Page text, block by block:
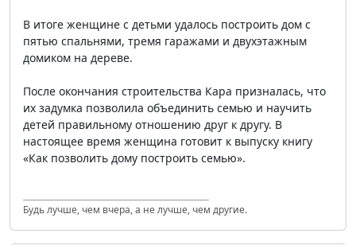
В итоге женщине с детьми удалось построить дом с
пятью спальнями, тремя гаражами и двухэтажным
домиком на дереве.
После окончания строительства Кара призналась, что
их задумка позволила объединить семью и научить
детей правильному отношению друг к другу. В
настоящее время женщина готовит к выпуску книгу
«Как позволить дому построить семью».
Будь лучше, чем вчера, а не лучше, чем другие.